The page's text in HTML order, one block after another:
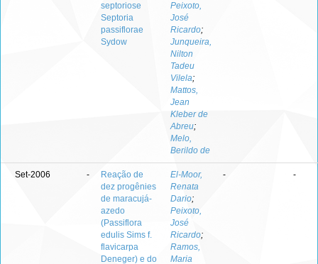
septoriose
Septoria
passiflorae
Sydow
Peixoto,
José
Ricardo;
Junqueira,
Nilton
Tadeu
Vilela;
Mattos,
Jean
Kleber de
Abreu;
Melo,
Berildo de
Set-2006 -
Reação de
dez progênies
de maracujá-
azedo
(Passiflora
edulis Sims f.
flavicarpa
Deneger) e do
El-Moor,
Renata
Dario;
Peixoto,
José
Ricardo;
Ramos,
Maria
- -